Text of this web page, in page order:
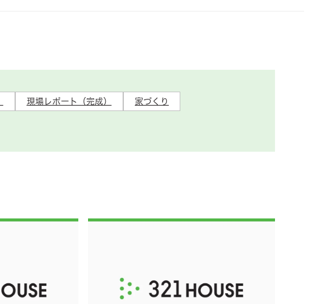
現場レポート（完成） 家づくり